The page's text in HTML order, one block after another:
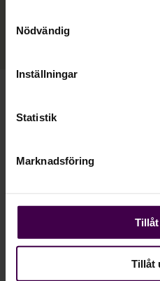
Nödvändig
Inställningar
Statistik
Marknadsföring
Tillåt
Boka
Med över tio års
formuläret så
möjligheterna tillsammans